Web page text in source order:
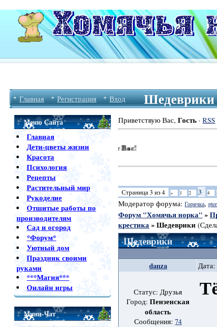
Главная Регистрация Вход
Меню Сайта
Главная
Дети-цветы жизни
Красота
Психология
Рецепты
Растительный мир
Рукоделие
Отшитые работы по
производителям
Сад и огород
*Форум*
Уютный дом
Праздник своими
руками
***Магия***
Онлайн игры
Мини-Чат
Приветствую Вас,Гость ·RSS
Страница3 из4 « 1 2 3 4
Модератор форума:Горячка,
Форум "Хомячья норка" »
крестика » Шедеврики
Шедеврики
danza
Статус: Друзья
Город:Пензенская
область
Сообщения:74